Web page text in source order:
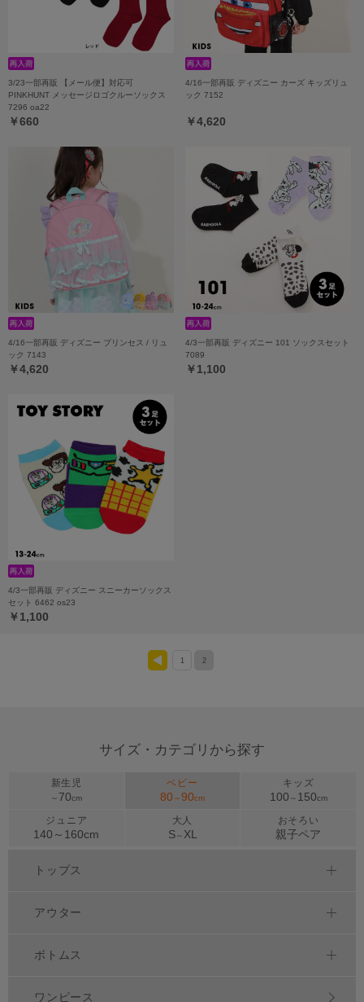
3/23一部再販 【メール便】対応可
PINKHUNT メッセージロゴクルーソックス
7296 oa22
￥660
4/16一部再販 ディズニー カーズ キッズリュ
ック 7152
￥4,620
4/16一部再販 ディズニー プリンセス / リュ
ック 7143
￥4,620
4/3一部再販 ディズニー 101 ソックスセット
7089
￥1,100
4/3一部再販 ディズニー スニーカーソックス
セット 6462 os23
￥1,100
1 2
サイズ・カテゴリから探す
新生児
～ 70cm
ベビー
80 ～90cm
キッズ
100 ～ 150cm
ジュニア
140～ 160cm
大人
S～ XL
おそろい
親子ペア
トップス
アウター
ボトムス
ワンピース